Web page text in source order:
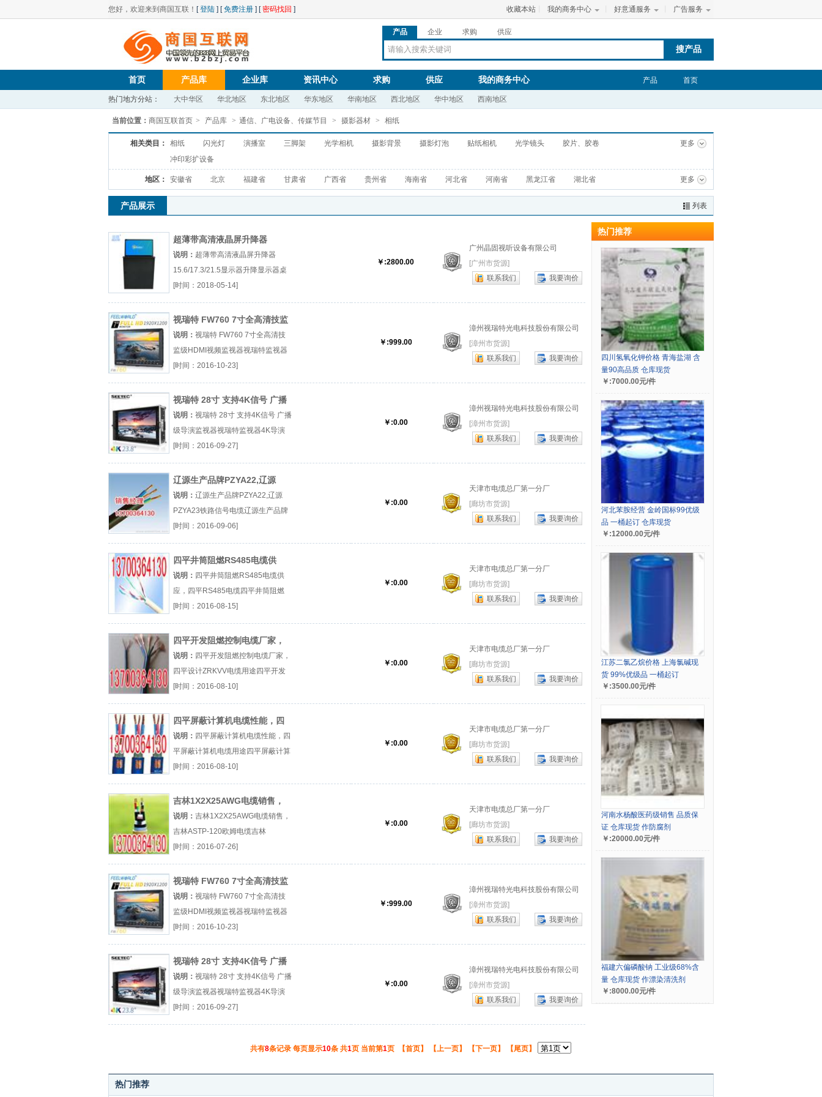
您好，欢迎来到商国互联！ [登陆 ] [免费注册 ] [密码找回 ] 收藏本站 我的商务中心 好意通服务 广告服务
产品 企业 求购 供应
搜产品
首页
产品
首页 产品库 企业库 资讯中心 求购 供应 我的商务中心
热门地方分站： 大中华区 华北地区 东北地区 华东地区 华南地区 西北地区 华中地区 西南地区
当前位置： 商国互联首页 > 产品库 > 通信、广电设备、传媒节目 > 摄影器材 > 相纸
相关类目： 更多
相纸 闪光灯 演播室 三脚架 光学相机 摄影背景 摄影灯泡 贴纸相机 光学镜头
胶片、胶卷
冲印彩扩设备
地区： 更多
安徽省 北京 福建省 甘肃省 广西省 贵州省 海南省 河北省 河南省 黑龙江省 湖北省
产品展示 列表
超薄带高清液晶屏升降器
15.6/17.3/21.5显示器升降
说明： 超薄带高清液晶屏升降器
15.6/17.3/21.5显示器升降显示器桌
面升降器液晶屏升降器超薄无纸化液
晶升降器厂（...『显示器桌面升降
器』
[时间：2018-05-14]
￥:2800.00
广州晶固视听设备有限公司
[广州市货源]
联系我们
我要询价
视瑞特 FW760 7寸全高清技监
级HDMI视频监视器
说明： 视瑞特 FW760 7寸全高清技
监级HDMI视频监视器视瑞特监视器
FW760视瑞特官网厂（...『视瑞特监
视器』
[时间：2016-10-23]
￥:999.00
漳州视瑞特光电科技股份有限公司
[漳州市货源]
联系我们
我要询价
视瑞特 28寸 支持4K信号 广播
级导演监视器
说明： 视瑞特 28寸 支持4K信号 广播
级导演监视器视瑞特监视器4K导演
监视器广播级监视器厂（...『视瑞特
监视器』
[时间：2016-09-27]
￥:0.00
漳州视瑞特光电科技股份有限公司
[漳州市货源]
联系我们
我要询价
辽源生产品牌PZYA22,辽源
PZYA23铁路信号电缆
说明： 辽源生产品牌PZYA22,辽源
PZYA23铁路信号电缆辽源生产品牌
PZYA22厂（...『辽源生产品牌
PZYA22』
[时间：2016-09-06]
￥:0.00
天津市电缆总厂第一分厂
[廊坊市货源]
联系我们
我要询价
四平井筒阻燃RS485电缆供
应，四平RS485电缆
说明： 四平井筒阻燃RS485电缆供
应，四平RS485电缆四平井筒阻燃
RS485厂（...『四平井筒阻燃
RS485』
[时间：2016-08-15]
￥:0.00
天津市电缆总厂第一分厂
[廊坊市货源]
联系我们
我要询价
四平开发阻燃控制电缆厂家，
四平设计ZRKVV电缆用途
说明： 四平开发阻燃控制电缆厂家，
四平设计ZRKVV电缆用途四平开发
阻燃控制电缆厂（...『四平开发阻燃
控制电缆』
[时间：2016-08-10]
￥:0.00
天津市电缆总厂第一分厂
[廊坊市货源]
联系我们
我要询价
四平屏蔽计算机电缆性能，四
平屏蔽计算机电缆用途
说明： 四平屏蔽计算机电缆性能，四
平屏蔽计算机电缆用途四平屏蔽计算
机电缆厂（...『四平屏蔽计算机电
缆』
[时间：2016-08-10]
￥:0.00
天津市电缆总厂第一分厂
[廊坊市货源]
联系我们
我要询价
吉林1X2X25AWG电缆销售，
吉林ASTP-120欧姆电缆
说明： 吉林1X2X25AWG电缆销售，
吉林ASTP-120欧姆电缆吉林
1X2X25AWG电缆厂（...『吉林
1X2X25AWG电缆』
[时间：2016-07-26]
￥:0.00
天津市电缆总厂第一分厂
[廊坊市货源]
联系我们
我要询价
视瑞特 FW760 7寸全高清技监
级HDMI视频监视器
说明： 视瑞特 FW760 7寸全高清技
监级HDMI视频监视器视瑞特监视器
FW760视瑞特官网厂（...『视瑞特监
视器』
[时间：2016-10-23]
￥:999.00
漳州视瑞特光电科技股份有限公司
[漳州市货源]
联系我们
我要询价
视瑞特 28寸 支持4K信号 广播
级导演监视器
说明： 视瑞特 28寸 支持4K信号 广播
级导演监视器视瑞特监视器4K导演
监视器广播级监视器厂（...『视瑞特
监视器』
[时间：2016-09-27]
￥:0.00
漳州视瑞特光电科技股份有限公司
[漳州市货源]
联系我们
我要询价
共有8条记录 每页显示10条 共1页 当前第1页 【首页】 【上一页】 【下一页】 【尾页】
热门推荐
四川氢氧化钾价格 青海盐湖 含
量90高品质 仓库现货
￥:7000.00元/件
河北苯胺经营 金岭国标99优级
品 一桶起订 仓库现货
￥:12000.00元/件
江苏二氯乙烷价格 上海氯碱现
货 99%优级品 一桶起订
￥:3500.00元/件
河南水杨酸医药级销售 品质保
证 仓库现货 作防腐剂
￥:20000.00元/件
福建六偏磷酸钠 工业级68%含
量 仓库现货 作漂染清洗剂
￥:8000.00元/件
热门推荐